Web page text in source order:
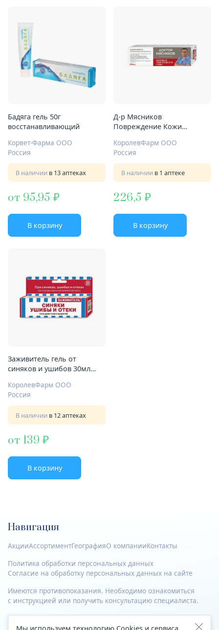
Бадяга гель 50г
восстанавливающий
Корвет-Фарма ООО
Россия
В наличии в 13 аптеках
от 95,95
В корзину
Д-р Мясников
Повреждение Кожи
КоролевФарм ООО
Россия
В наличии в 1 аптеке
226,5
В корзину
Заживитель гель от
синяков и ушибов 30мл
КоролевФарм ООО
Россия
В наличии в 12 аптеках
от 139
В корзину
Навигация
АкцииАссортиментГеографияО компанииКонтакты
Политика обработки персональных данных
Согласие на обработку персональных данных на сайте
Имеются противопоказания. Необходимо ознакомиться
с инструкцией или получить консультацию специалиста.
© 2023—2026 Все права защищены.